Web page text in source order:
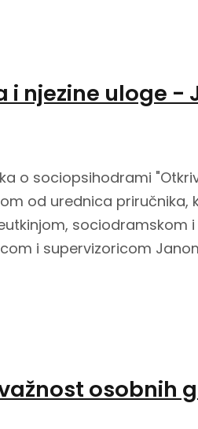
i njezine uloge -
o sociopsihodrami
od urednica priručnika,
sociodramskom i
i supervizoricom
osobnih